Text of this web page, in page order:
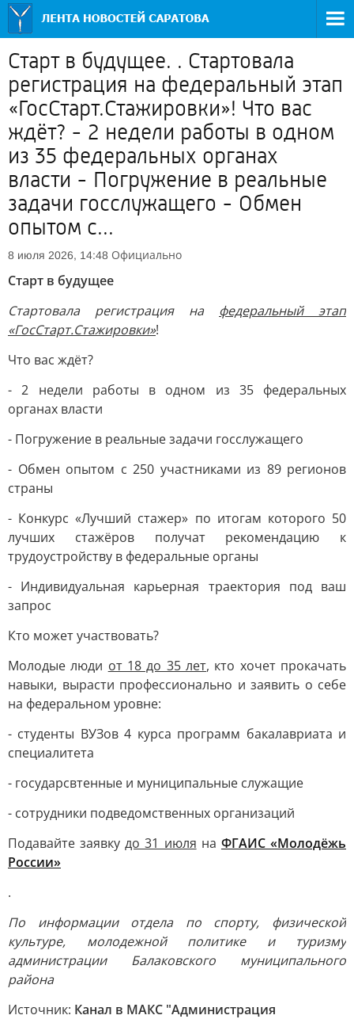
Старт в будущее. . Стартовала
регистрация на федеральный этап
«ГосСтарт.Стажировки»! Что вас
ждёт? - 2 недели работы в одном
из 35 федеральных органах
власти - Погружение в реальные
задачи госслужащего - Обмен
опытом с...
8 июля 2026, 14:48 Официально
Старт в будущее
Стартовала регистрация на федеральный этап
«ГосСтарт.Стажировки»!
Что вас ждёт?
- 2 недели работы в одном из 35 федеральных
органах власти
- Погружение в реальные задачи госслужащего
- Обмен опытом с 250 участниками из 89 регионов
страны
- Конкурс «Лучший стажер» по итогам которого 50
лучших стажёров получат рекомендацию к
трудоустройству в федеральные органы
- Индивидуальная карьерная траектория под ваш
запрос
Кто может участвовать?
Молодые люди от 18 до 35 лет, кто хочет прокачать
навыки, вырасти профессионально и заявить о себе
на федеральном уровне:
- студенты ВУЗов 4 курса программ бакалавриата и
специалитета
- государсвтенные и муниципальные служащие
- сотрудники подведомственных организаций
Подавайте заявкудо 31 июля на ФГАИС «Молодёжь
России»
.
По информации отдела по спорту, физической
культуре, молодежной политике и туризму
администрации Балаковского муниципального
района
Источник: Канал в МАКС "Администрация